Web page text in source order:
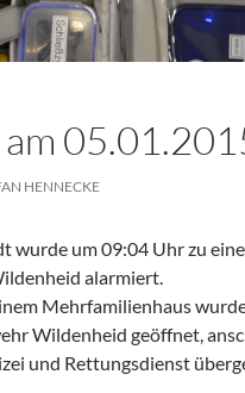
HENNECKE
wurde um 09:04 Uhr zu
alarmiert.
Mehrfamilienhaus
Wildenheid geöffnet,
und Rettungsdienst